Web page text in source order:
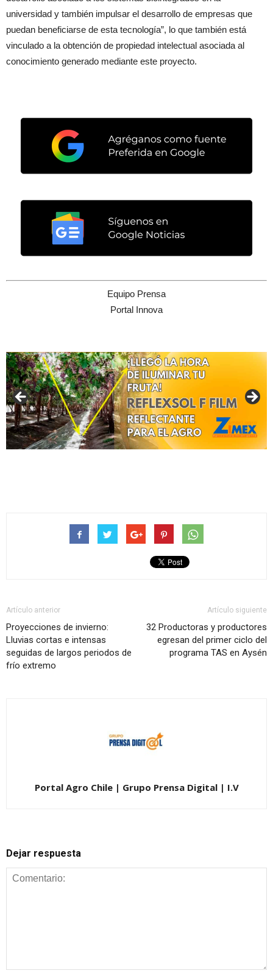
universidad y también impulsar el desarrollo de empresas que
puedan beneficiarse de esta tecnología”, lo que también está
vinculado a la obtención de propiedad intelectual asociada al
conocimiento generado mediante este proyecto.
Equipo Prensa
Portal Innova
Artículo anterior
Proyecciones de invierno:
Lluvias cortas e intensas
seguidas de largos periodos de
frío extremo
Artículo siguiente
32 Productoras y productores
egresan del primer ciclo del
programa TAS en Aysén
Portal Agro Chile | Grupo Prensa Digital | I.V
Dejar respuesta